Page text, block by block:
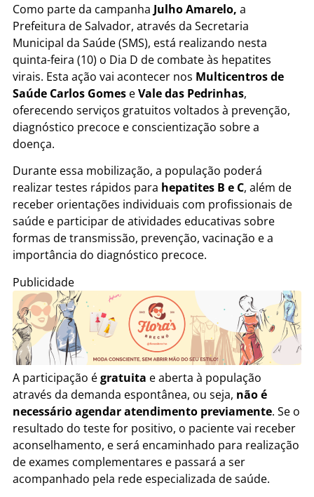
Como parte da campanha Julho Amarelo, a
Prefeitura de Salvador, através da Secretaria
Municipal da Saúde (SMS), está realizando nesta
quinta-feira (10) o Dia D de combate às hepatites
virais. Esta ação vai acontecer nos Multicentros de
Saúde Carlos Gomes eVale das Pedrinhas,
oferecendo serviços gratuitos voltados à prevenção,
diagnóstico precoce e conscientização sobre a
doença.
Durante essa mobilização, a população poderá
realizar testes rápidos para hepatites B e C, além de
receber orientações individuais com profissionais de
saúde e participar de atividades educativas sobre
formas de transmissão, prevenção, vacinação e a
importância do diagnóstico precoce.
Publicidade
A participação égratuita e aberta à população
através da demanda espontânea, ou seja, não é
necessário agendar atendimento previamente. Se o
resultado do teste for positivo, o paciente vai receber
aconselhamento, e será encaminhado para realização
de exames complementares e passará a ser
acompanhado pela rede especializada de saúde.